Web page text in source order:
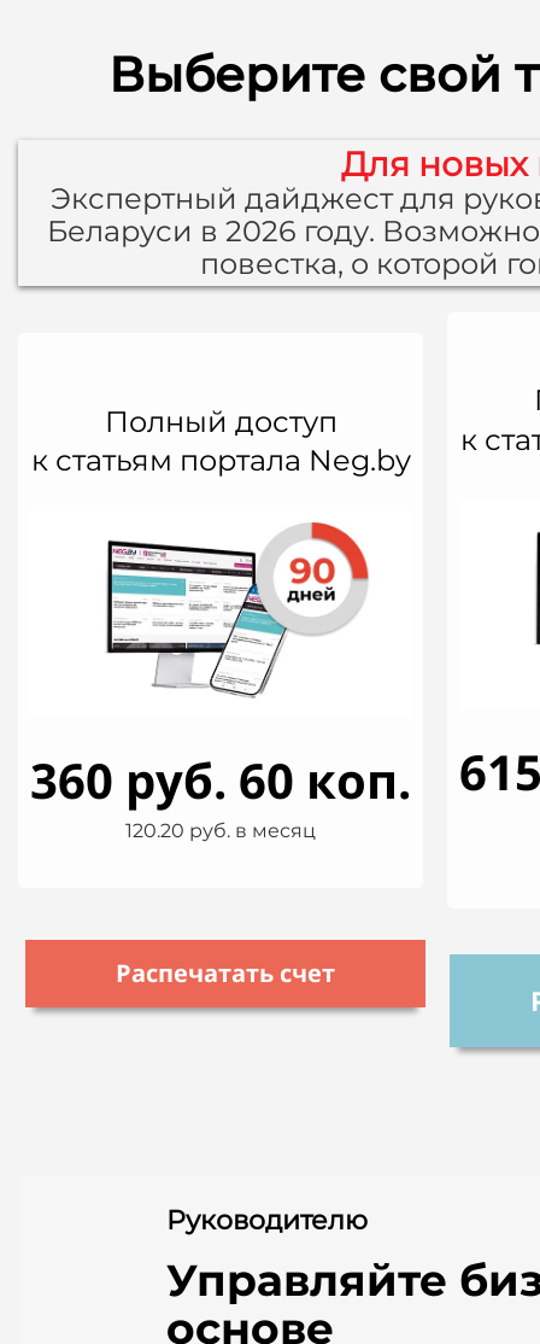
Выберите свой
Для новых
Экспертный дайджест для
Беларуси в 2026 году.
повестка, о которой
Полный доступ
к статьям портала Neg.by
360 руб. 60 коп.
120.20 руб. в месяц
к
Распечатать счет
Руководителю
Управляйте
основе